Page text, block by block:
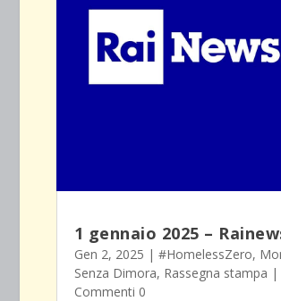
1 gennaio 2025 –
Gen 2, 2025 | #HomelessZero,
Senza Dimora, Rassegna stampa |
Commenti 0